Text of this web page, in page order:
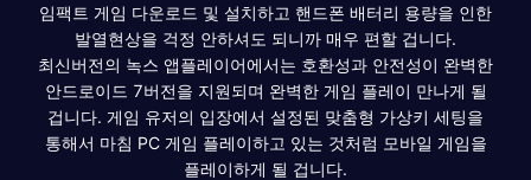
임팩트 게임 다운로드 및 설치하고 핸드폰 배터리 용량을 인한
발열현상을 걱정 안하셔도 되니까 매우 편할 겁니다.
최신버전의 녹스 앱플레이어에서는 호환성과 안전성이 완벽한
안드로이드 7버전을 지원되며 완벽한 게임 플레이 만나게 될
겁니다. 게임 유저의 입장에서 설정된 맞춤형 가상키 세팅을
통해서 마침 PC 게임 플레이하고 있는 것처럼 모바일 게임을
플레이하게 될 겁니다.